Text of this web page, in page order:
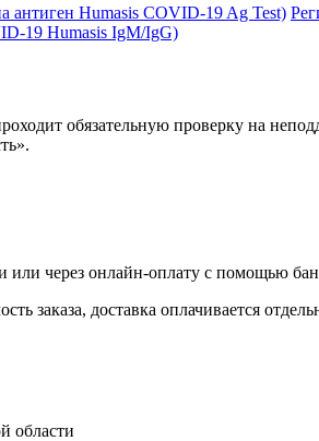
антиген Humasis COVID-19 Ag Test)
19 Humasis IgM/IgG)
обязательную проверку на
через онлайн-оплату с помощью
заказа, доставка оплачивается
области